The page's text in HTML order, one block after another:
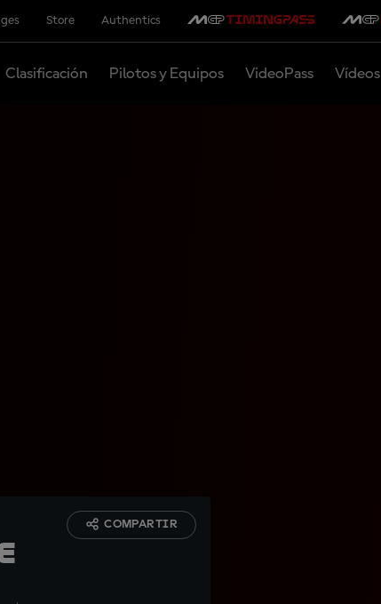
Store Authentics
Clasificación Pilotos y Equipos VideoPass Vídeos
COMPARTIR